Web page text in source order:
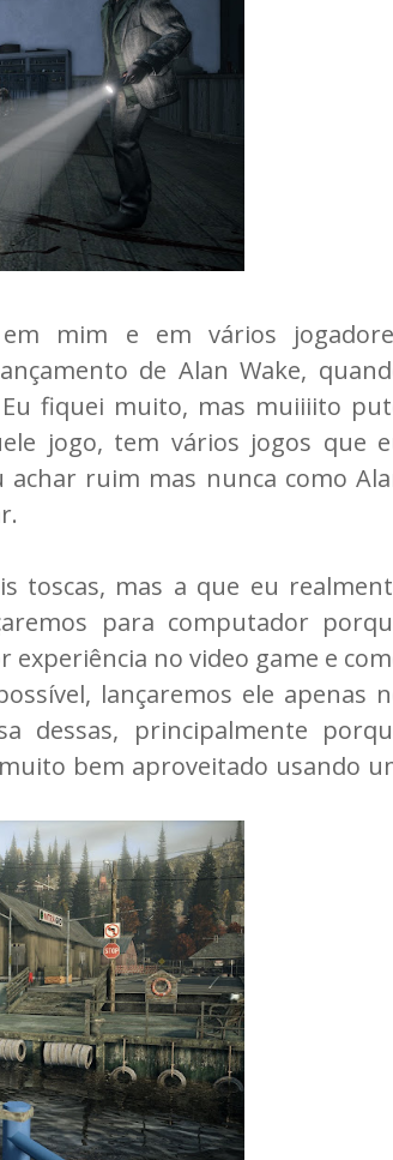
mim e em vários
de Alan Wake,
fiquei muito, mas muiiiito
jogo, tem vários jogos que
ruim mas nunca como
toscas, mas a que eu
para computador
no video game e
lançaremos ele apenas
dessas, principalmente
bem aproveitado usando